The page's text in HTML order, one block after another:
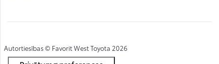
Autortiesības © Favorit West Toyota 2026